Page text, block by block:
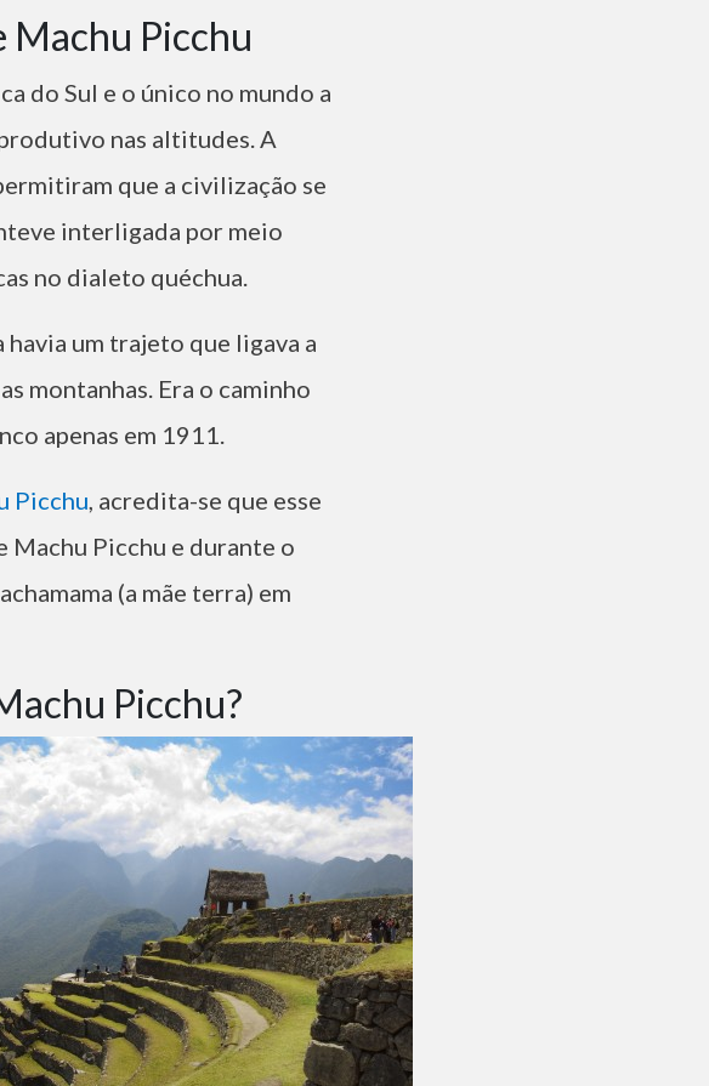
do Sul e o único no mundo a
nas altitudes. A
que a civilização se
interligada por meio
no dialeto quéchua.
havia um trajeto que ligava a
montanhas. Era o caminho
apenas em 1911.
Picchu, acredita-se que esse
Machu Picchu e durante o
(a mãe terra) em
Picchu?